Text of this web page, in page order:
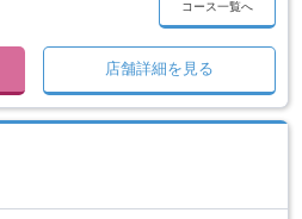
コース一覧へ
店舗詳細を見る